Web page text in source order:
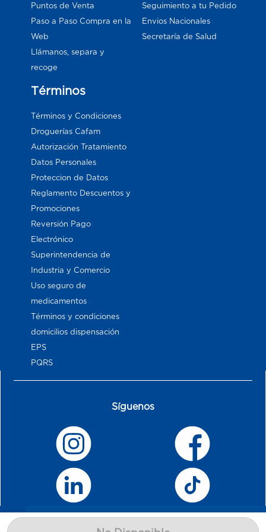
Puntos de Venta
Paso a Paso Compra en la
Web
Llámanos, separa y
recoge
Seguimiento a tu Pedido
Envios Nacionales
Secretaría de Salud
Términos
Términos y Condiciones
Droguerías Cafam
Autorización Tratamiento
Datos Personales
Proteccion de Datos
Reglamento Descuentos y
Promociones
Reversión Pago
Electrónico
Superintendencia de
Industria y Comercio
Uso seguro de
medicamentos
Términos y condiciones
domicilios dispensación
EPS
PQRS
Síguenos